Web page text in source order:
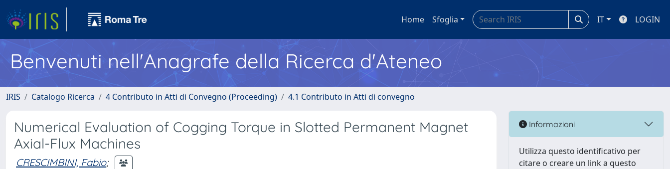
Home Sfoglia IT LOGIN
Benvenuti nell'Anagrafe della Ricerca d'Ateneo
IRIS Catalogo Ricerca 4 Contributo in Atti di Convegno (Proceeding) 4.1 Contributo in Atti di convegno
Numerical Evaluation of Cogging Torque in Slotted Permanent Magnet
Axial-Flux Machines
CRESCIMBINI, Fabio;
Informazioni
Utilizza questo identificativo per
citare o creare un link a questo